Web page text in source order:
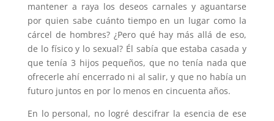
mantener a raya los deseos carnales y aguantarse
por quien sabe cuánto tiempo en un lugar como la
cárcel de hombres? ¿Pero qué hay más allá de eso,
de lo físico y lo sexual? Él sabía que estaba casada y
que tenía 3 hijos pequeños, que no tenía nada que
ofrecerle ahí encerrado ni al salir, y que no había un
futuro juntos en por lo menos en cincuenta años.
En lo personal, no logré descifrar la esencia de ese